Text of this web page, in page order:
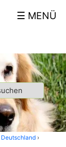
Deutschland